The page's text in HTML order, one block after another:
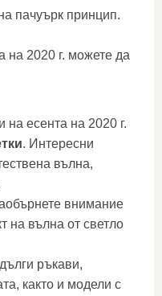
пачуърк принцип.
на 2020 г. можете да
на есента на 2020 г.
. Интересни
вълна,
внимание
на вълна от светло
ръкави,
както и модели с